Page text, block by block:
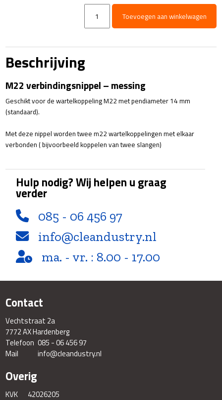
verbindingsnippel
-
Toevoegen aan winkelwagen
Beschrijving
M22 verbindingsnippel – messing
Geschikt voor de wartelkoppeling M22 met pendiameter 14 mm
(standaard).
Met deze nippel worden twee m22 wartelkoppelingen met elkaar
verbonden ( bijvoorbeeld koppelen van twee slangen)
Hulp nodig? Wij helpen u graag
verder
085 - 06 456 97
info@cleandustry.nl
ma. - vr. : 8.00 - 17.00
Contact
Vechtstraat 2a
7772 AX Hardenberg
Telefoon 085 - 06 456 97
Mail
info@cleandustry.nl
Overig
KVK
42026205